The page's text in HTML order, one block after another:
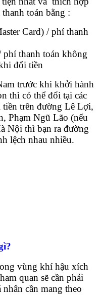
toán bằng :
Card) / phí thanh
phí thanh toán không
đổi tiền
trước khi khởi hành
thì có thể đổi tại các
trên đường Lê Lợi,
Phạm Ngũ Lão (nếu
Nội thì bạn ra đường
lệch nhau nhiều.
vùng khí hậu xích
quan sẽ cần phải
cần mang theo